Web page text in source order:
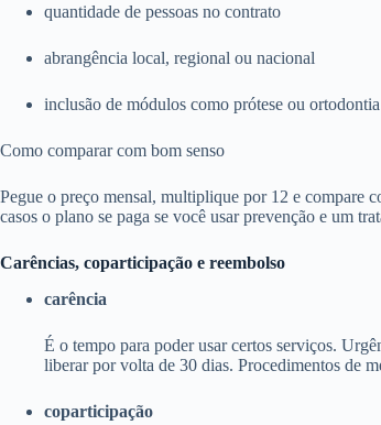
quantidade de pessoas no contrato
abrangência local, regional ou nacional
inclusão de módulos como prótese ou ortodontia
Como comparar com bom senso
Pegue o preço mensal, multiplique por 12 e compare
casos o plano se paga se você usar prevenção e um
Carências, coparticipação e reembolso
carência
É o tempo para poder usar certos serviços.
liberar por volta de 30 dias. Procedimentos de
coparticipação